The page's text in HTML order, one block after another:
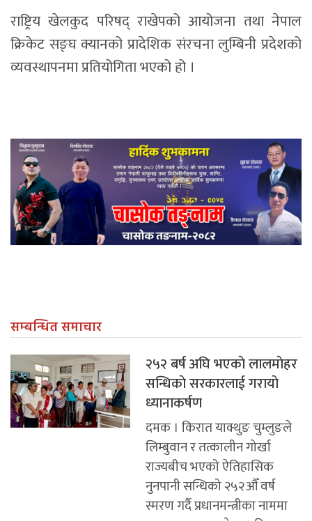
राष्ट्रिय खेलकुद परिषद् राखेपको आयोजना तथा नेपाल
क्रिकेट सङ्घ क्यानको प्रादेशिक संरचना लुम्बिनी प्रदेशको
व्यवस्थापनमा प्रतियोगिता भएको हो ।
सम्बन्धित समाचार
२५२ बर्ष अघि भएकाे लालमाेहर
सन्धिकाे सरकारलाई गरायाे
ध्यानाकर्षण
दमक । किरात याक्थुङ चुम्लुङले
लिम्बुवान र तत्कालीन गोर्खा
राज्यबीच भएको ऐतिहासिक
नुनपानी सन्धिको २५२औँ वर्ष
स्मरण गर्दै प्रधानमन्त्रीका नाममा